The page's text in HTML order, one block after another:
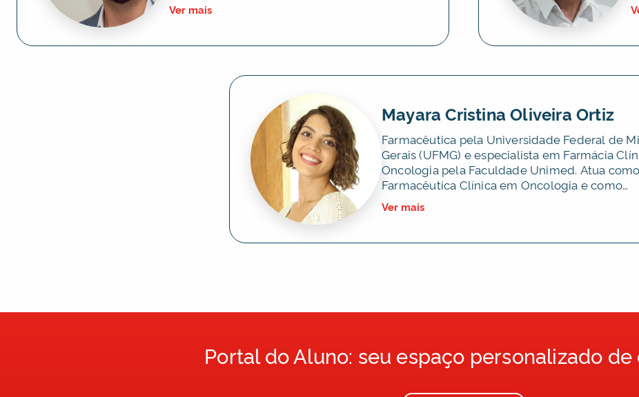
Ver mais
Mayara Cristina Oliveira Ortiz
Farmacêutica pela Universidade Federal de
Gerais (UFMG) e especialista em Farmácia
Oncologia pela Faculdade Unimed. Atua como
Farmacêutica Clínica em Oncologia e como
Consultora Técnica em Farmácia Oncológica no
CRF/MG. Premiada pelo Ministério da Saúde
(2022) e pela Sociedade Brasileira de
Ver mais
Portal do Aluno: seu espaço personalizado